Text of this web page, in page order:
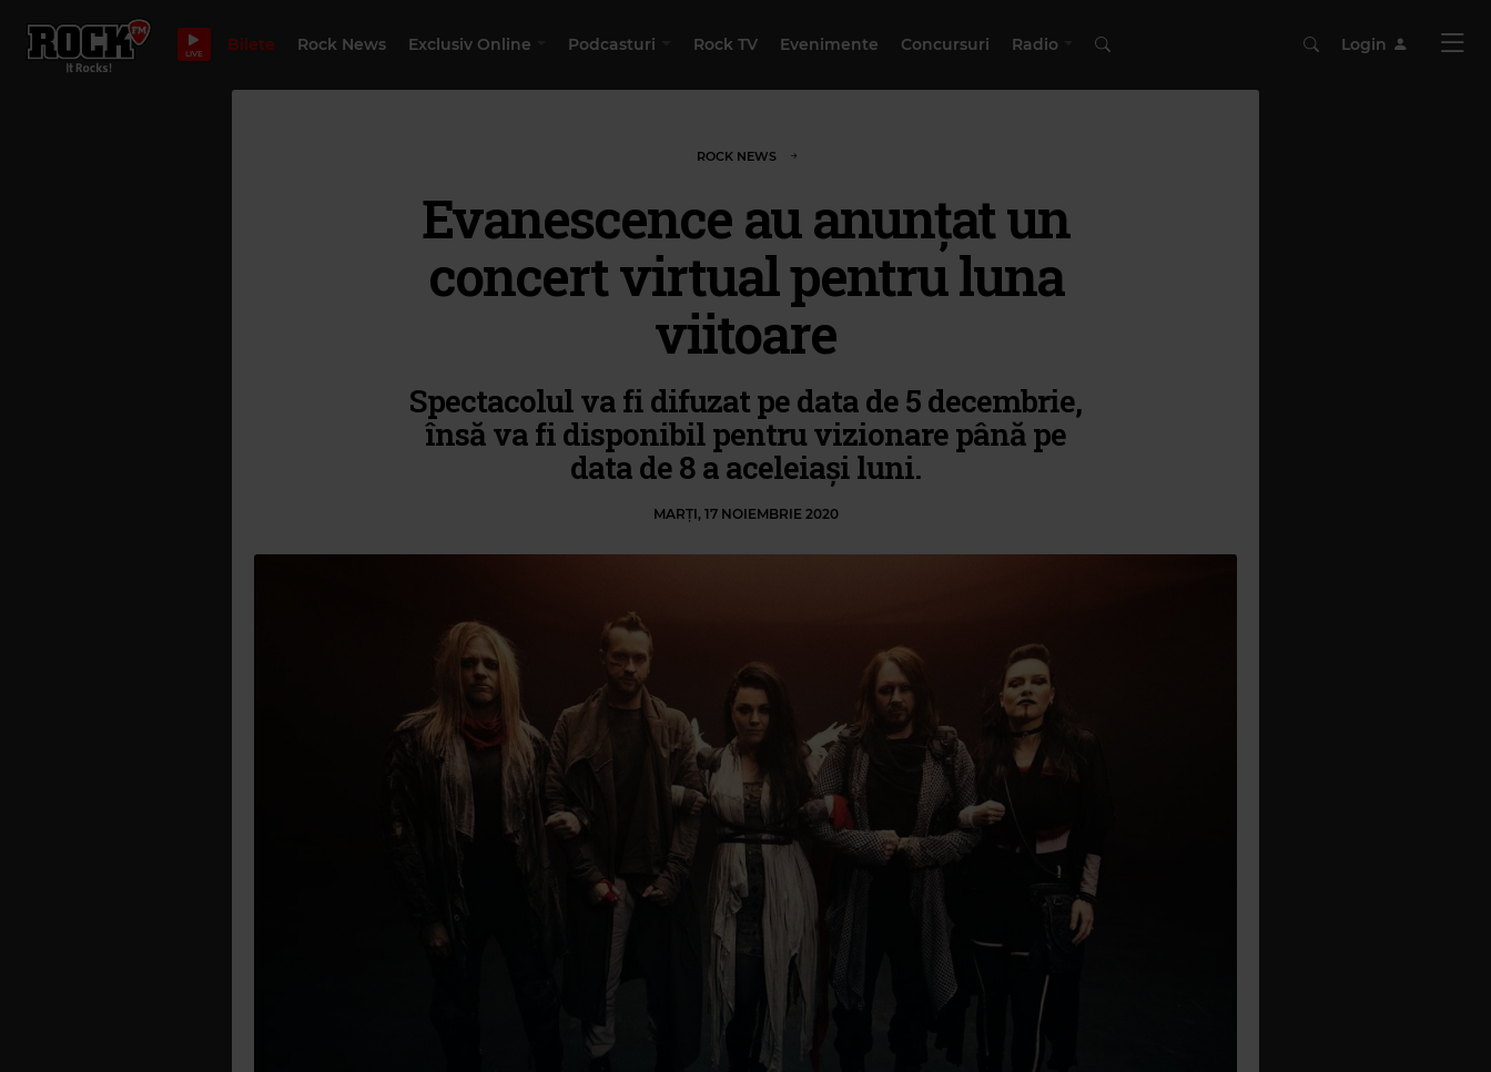
LIVE Bilete Rock News Exclusiv Online Podcasturi Rock TV Evenimente Concursuri Radio Login
ROCK NEWS
Evanescence au anunțat un
concert virtual pentru luna
viitoare
Spectacolul va fi difuzat pe data de 5 decembrie,
însă va fi disponibil pentru vizionare până pe
data de 8 a aceleiași luni.
MARȚI, 17 NOIEMBRIE 2020